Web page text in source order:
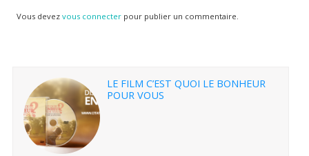
Vous devez vous connecterpour publier un commentaire.
LE FILM C’EST QUOI LE BONHEUR
POUR VOUS